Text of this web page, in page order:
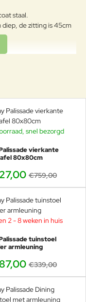
DAN OP
BASIS MET
AUTOWAS, OOK IS
REGELMATIG
AF TE NEMEN
staal.
diep, de zitting is 45cm
kleuren!
-17%
snel bezorgd
vierkante
80x80cm
€759,00
-15%
2 - 8 weken in huis
tuinstoel
armleuning
€339,00